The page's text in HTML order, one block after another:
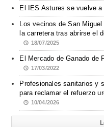
El IES Astures se vuelve a
Los vecinos de San
la carretera tras abrirse el
18/07/2025
El Mercado de Ganado de
17/03/2022
Profesionales sanitarios y
para reclamar el refuerzo
10/04/2026